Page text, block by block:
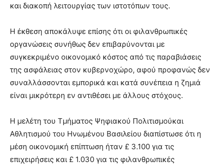
και διακοπή λειτουργίας των ιστοτόπων τους.
Η έκθεση αποκάλυψε επίσης ότι οι φιλανθρωπικές
οργανώσεις συνήθως δεν επιβαρύνονται με
συγκεκριμένο οικονομικό κόστος από τις παραβιάσεις
της ασφάλειας στον κυβερνοχώρο, αφού προφανώς δεν
συναλλάσσονται εμπορικά και κατά συνέπεια η ζημιά
είναι μικρότερη εν αντιθέσει με άλλους στόχους.
Η μελέτη του Τμήματος Ψηφιακού Πολιτισμούκαι
Αθλητισμού του Ηνωμένου Βασιλείου διαπίστωσε ότι η
μέση οικονομική επίπτωση ήταν £ 3.100 για τις
επιχειρήσεις και £ 1.030 για τις φιλανθρωπικές